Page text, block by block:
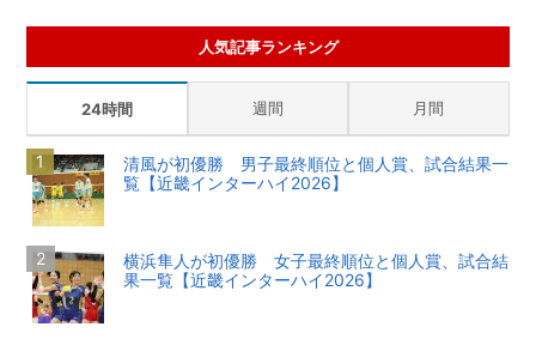
人気記事ランキング
24時間 週間 月間
清風が初優勝 男子最終順位と個人賞、試合結果一
覧【近畿インターハイ2026】
横浜隼人が初優勝 女子最終順位と個人賞、試合結
果一覧【近畿インターハイ2026】